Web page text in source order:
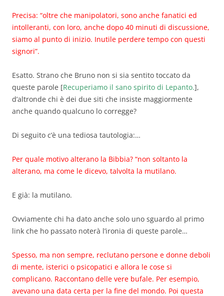
Precisa: “oltre che manipolatori, sono anche fanatici ed
intolleranti, con loro, anche dopo 40 minuti di discussione,
siamo al punto di inizio. Inutile perdere tempo con questi
signori”.
Esatto. Strano che Bruno non si sia sentito toccato da
queste parole [Recuperiamo il sano spirito di Lepanto.],
d’altronde chi è dei due siti che insiste maggiormente
anche quando qualcuno lo corregge?
Di seguito c’è una tediosa tautologia:…
Per quale motivo alterano la Bibbia? “non soltanto la
alterano, ma come le dicevo, talvolta la mutilano.
E già: la mutilano.
Ovviamente chi ha dato anche solo uno sguardo al primo
link che ho passato noterà l’ironia di queste parole…
Spesso, ma non sempre, reclutano persone e donne deboli
di mente, isterici o psicopatici e allora le cose si
complicano. Raccontano delle vere bufale. Per esempio,
avevano una data certa per la fine del mondo. Poi questa